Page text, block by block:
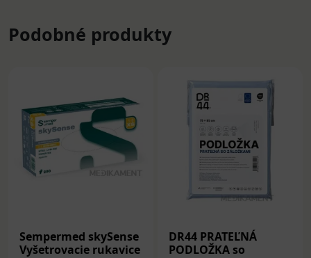
Podobné produkty
Sempermed skySense
Vyšetrovacie rukavice
DR44 PRATEĽNÁ
PODLOŽKA so